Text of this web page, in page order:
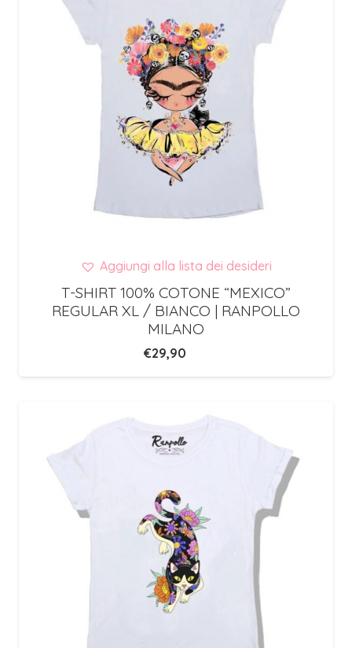
Aggiungi alla lista dei desideri
T-SHIRT 100% COTONE “MEXICO”
REGULAR XL / BIANCO | RANPOLLO
MILANO
€29,90